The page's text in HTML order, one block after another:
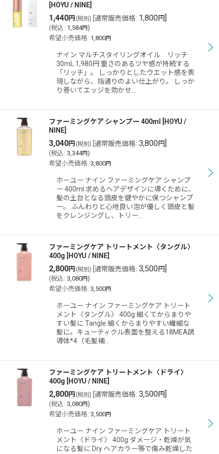
HOYU / NINE
1,440円 (税別) 通常販売価格: 1,800円]
(税込 : 1,584円)
希望小売価格: 1,800円
ナイン マルチスタイリングオイル リッチ
30mL 1,980円 重さのあるツヤ感が持続する
「リッチ」。 しっかりとしたウエット感を表
現しながら、指通りのよい仕上がり。 しっか
り巻いてエッジを効かせ…
ファーミングケア シャンプー 400ml
HOYU /
NINE
3,040円 (税別) 通常販売価格: 3,800円]
(税込 : 3,344円)
希望小売価格: 3,800円
ホーユー ナイン ファーミングケア シャンプ
ー 400ml 求めるヘアデザインに導くために、
髪の土台となる頭皮を健やかに保つシャンプ
ー。 ふんわりと心地良い泡が優しく頭皮と髪
をクレンジングし、トリー…
ファーミングケア トリートメント〈タングル〉
400g
HOYU / NINE
2,800円 (税別) 通常販売価格: 3,500円]
(税込 : 3,080円)
希望小売価格: 3,500円
ホーユー ナイン ファーミングケア トリート
メント〈タングル〉 400g 細くてからまりや
すい髪に Tangle 細くからまりやすい繊細な
髪に。キューティクル表面を整える18MEA誘
導体*4（毛髪補…
ファーミングケア トリートメント〈ドライ〉
400g
HOYU / NINE
2,800円 (税別) 通常販売価格: 3,500円]
(税込 : 3,080円)
希望小売価格: 3,500円
ホーユー ナイン ファーミングケア トリート
メント〈ドライ〉 400g ダメージ・乾燥が気
になる髪に Dry ヘアカラー等で傷み乾燥した